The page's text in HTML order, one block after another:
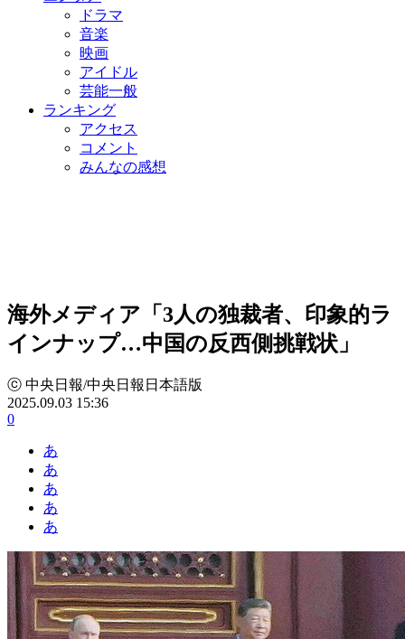
ドラマ
音楽
映画
アイドル
芸能一般
ランキング
アクセス
コメント
みんなの感想
海外メディア「3人の独裁者、印象的ラ
インナップ…中国の反西側挑戦状」
ⓒ 中央日報/中央日報日本語版
2025.09.03 15:36
0
あ
あ
あ
あ
あ